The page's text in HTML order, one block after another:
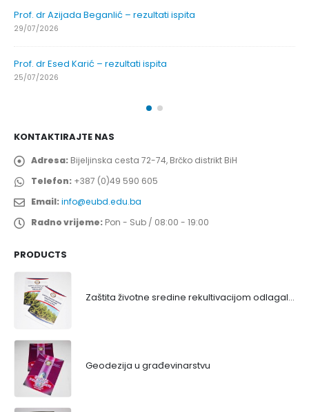
Prof. dr Azijada Beganlić – rezultati ispita
29/07/2026
Prof. dr Esed Karić – rezultati ispita
25/07/2026
KONTAKTIRAJTE NAS
Adresa: Bijeljinska cesta 72-74, Brčko distrikt BiH
Telefon: +387 (0)49 590 605
Email:info@eubd.edu.ba
Radno vrijeme: Pon - Sub / 08:00 - 19:00
PRODUCTS
Zaštita životne sredine rekultivacijom odlagališta
Geodezija u građevinarstvu